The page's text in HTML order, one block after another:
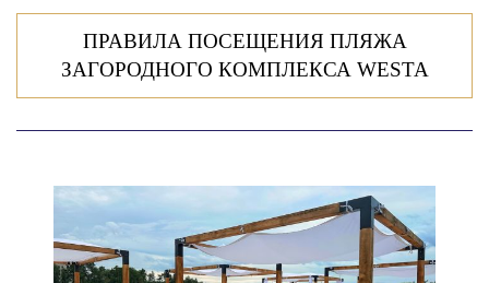
ПРАВИЛА ПОСЕЩЕНИЯ ПЛЯЖА
ЗАГОРОДНОГО КОМПЛЕКСА WESTA